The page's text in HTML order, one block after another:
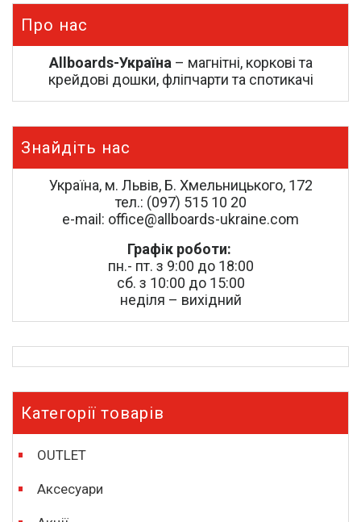
Про нас
Allboards-Україна – магнітні, коркові та
крейдові дошки, фліпчарти та спотикачі
Знайдіть нас
Україна, м. Львів, Б. Хмельницького, 172
тел.: (097) 515 10 20
e-mail: office@allboards-ukraine.com
Графік роботи:
пн.- пт. з 9:00 до 18:00
сб. з 10:00 до 15:00
неділя – вихідний
Категорії товарів
OUTLET
Аксесуари